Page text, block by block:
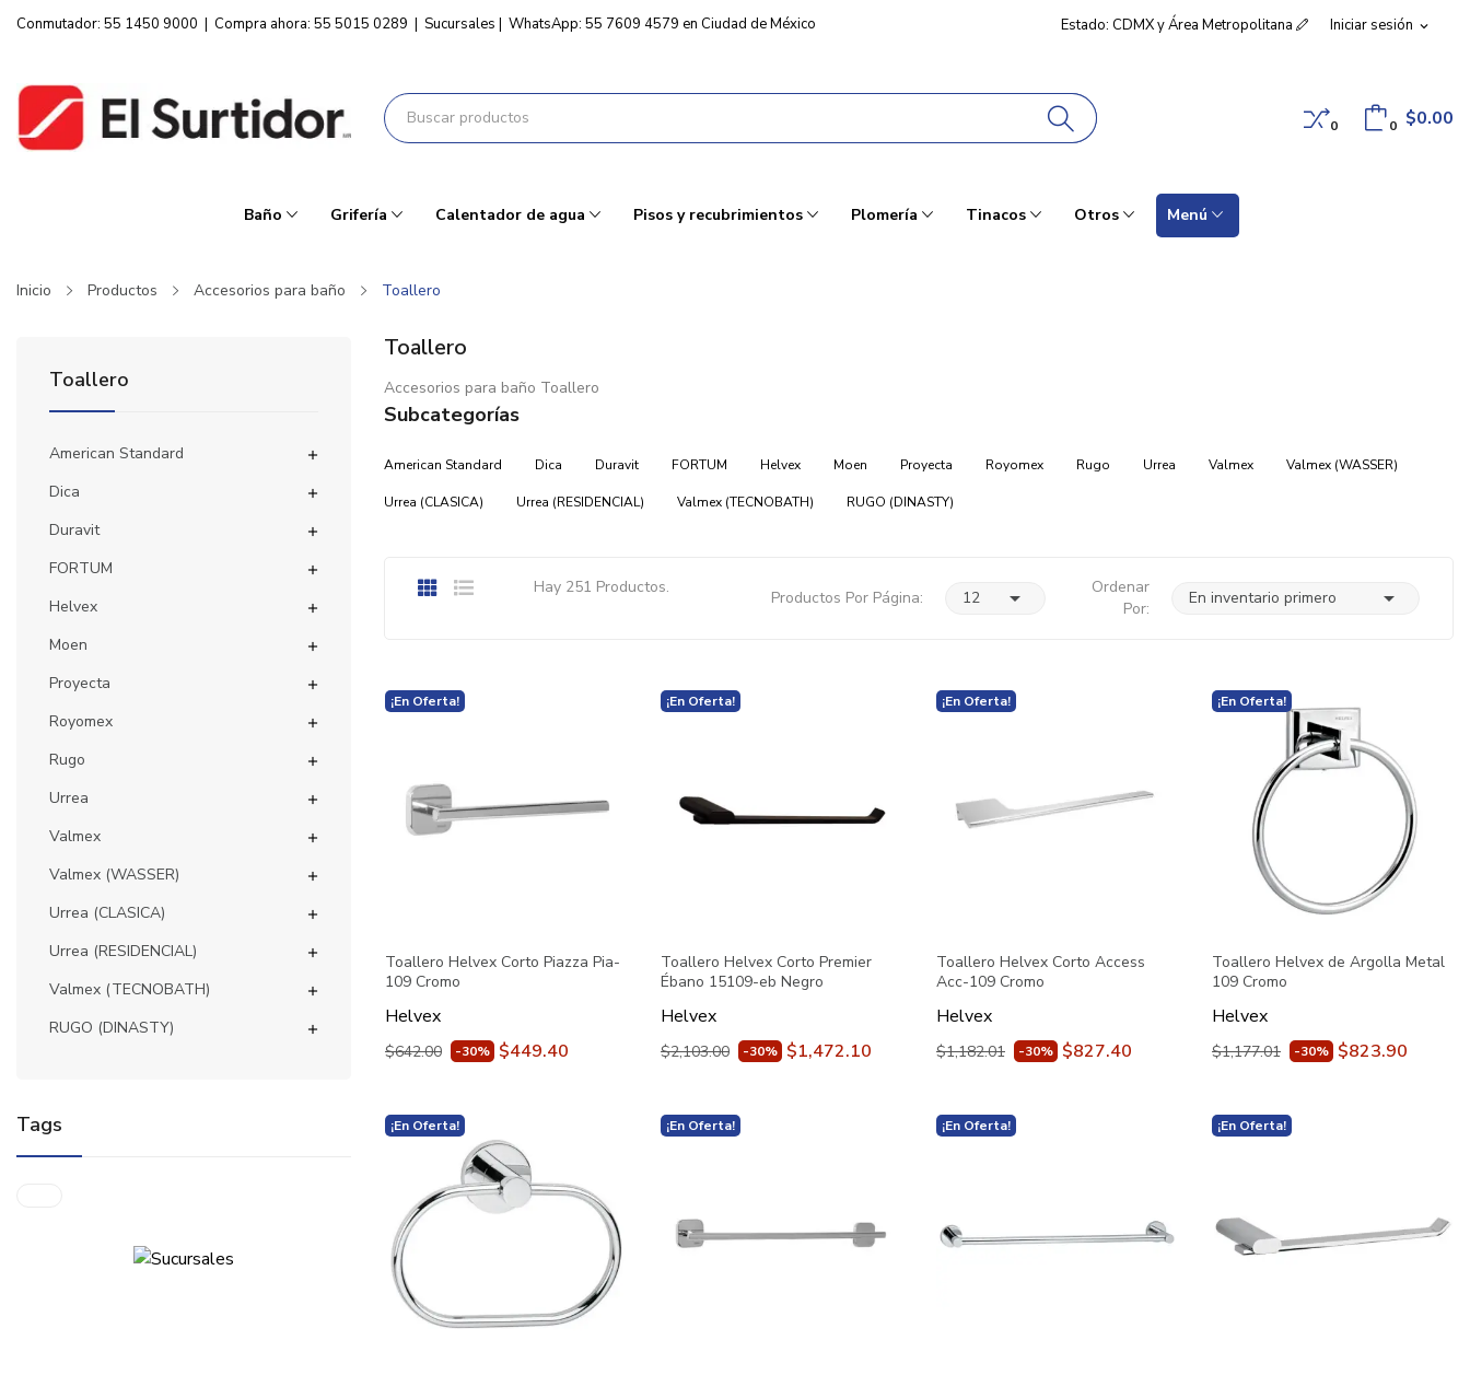
Iniciar sesión expand_more
Conmutador: 55 1450 9000 | Compra ahora: 55 5015 0289 | Sucursales | WhatsApp: 55 7609 4579 en Ciudad de México Estado: CDMX y Área Metropolitana
0 $0.00
0
Baño Grifería Calentador de agua Pisos y recubrimientos Plomería Tinacos Otros Menú
Inicio Productos Accesorios para baño Toallero
Toallero
American Standard 
Dica 
Duravit 
FORTUM 
Helvex 
Moen 
Proyecta 
Royomex 
Rugo 
Urrea 
Valmex 
Valmex (WASSER) 
Urrea (CLASICA) 
Urrea (RESIDENCIAL) 
Valmex (TECNOBATH) 
RUGO (DINASTY) 
Tags
Toallero
Accesorios para baño Toallero
Subcategorías
American Standard Dica Duravit FORTUM Helvex Moen Proyecta Royomex Rugo Urrea Valmex Valmex (WASSER)
Urrea (CLASICA) Urrea (RESIDENCIAL) Valmex (TECNOBATH) RUGO (DINASTY)
Hay 251 Productos.
Productos Por Página: 12 
Ordenar
Por:
En inventario primero 
¡En Oferta!
Toallero Helvex Corto Piazza Pia-
109 Cromo
Helvex
$642.00 -30% $449.40
¡En Oferta!
Toallero Helvex Corto Premier
Ébano 15109-eb Negro
Helvex
$2,103.00 -30% $1,472.10
¡En Oferta!
Toallero Helvex Corto Access
Acc-109 Cromo
Helvex
$1,182.01 -30% $827.40
¡En Oferta!
Toallero Helvex de Argolla Metal
109 Cromo
Helvex
$1,177.01 -30% $823.90
¡En Oferta! ¡En Oferta! ¡En Oferta! ¡En Oferta!